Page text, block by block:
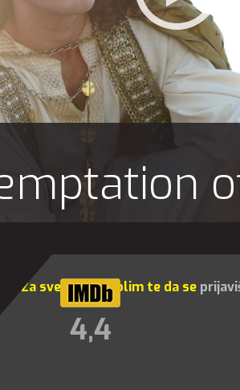
Za sve opcije molim te da se
4,4